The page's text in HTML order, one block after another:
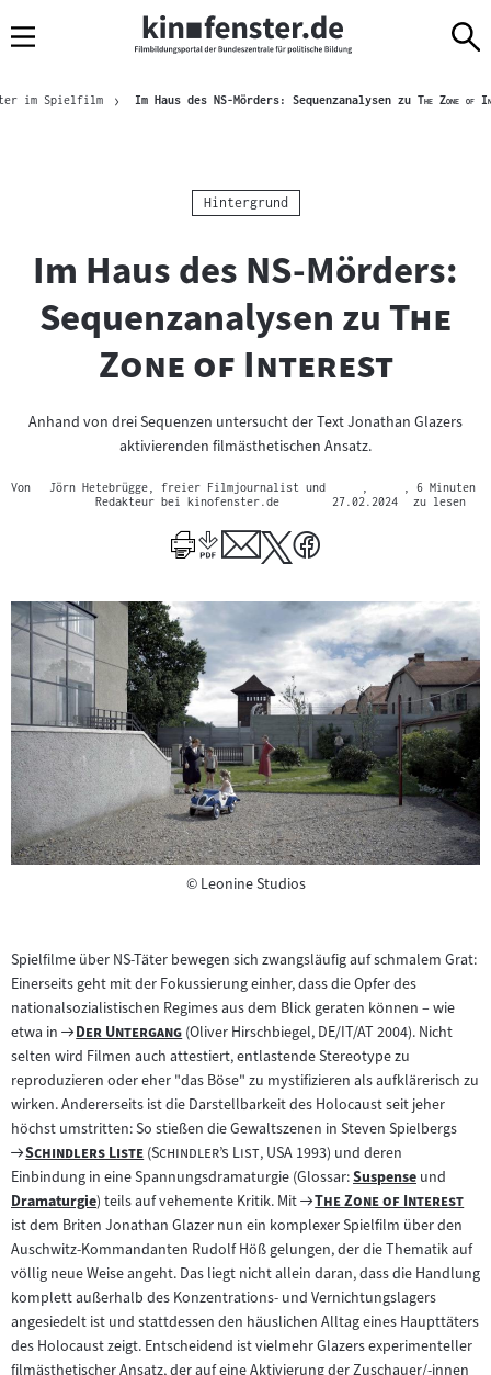
Navigation
zum
zur
amBrotkrümelnavigation
im Spielfilm Im Haus des NS-Mörders: Sequenzanalysen zu "
The Zone of
Kategorie:
Hintergrund
Im Haus des NS-Mörders:
Sequenzanalysen zu"
The
Zone of Interest"
Anhand von drei Sequenzen untersucht der Text Jonathan Glazers
aktivierenden filmästhetischen Ansatz.
Von
Jörn Hetebrügge, freier Filmjournalist und
Redakteur bei kinofenster.de
27.02.2024
, 6 Minuten
zu lesen
©Copyright
Leonine Studios
Spielfilme über NS-Täter bewegen sich zwangsläufig auf schmalem Grat:
Einerseits geht mit der Fokussierung einher, dass die Opfer des
nationalsozialistischen Regimes aus dem Blick geraten können – wie
etwa in
Zum
Filmarchiv:
"
Der Untergang"(Oliver Hirschbiegel, DE/IT/AT 2004). Nicht
selten wird Filmen auch attestiert, entlastende Stereotype zu
reproduzieren oder eher "das Böse" zu mystifizieren als aufklärerisch zu
wirken. Andererseits ist die Darstellbarkeit des Holocaust seit jeher
höchst umstritten: So stießen die Gewaltszenen in Steven Spielbergs
Zum
Filmarchiv:
"
Schindlers Liste"("Schindler’s List", USA 1993) und deren
Einbindung in eine Spannungsdramaturgie (Glossar:Zum
Inhalt:
Suspense und
Zum
Inhalt:
Dramaturgie) teils auf vehemente Kritik. Mit
Zum
Filmarchiv:
"
The Zone of Interest"
ist dem Briten Jonathan Glazer nun ein komplexer Spielfilm über den
Auschwitz-Kommandanten Rudolf Höß gelungen, der die Thematik auf
völlig neue Weise angeht. Das liegt nicht allein daran, dass die Handlung
komplett außerhalb des Konzentrations- und Vernichtungslagers
angesiedelt ist und stattdessen den häuslichen Alltag eines Haupttäters
des Holocaust zeigt. Entscheidend ist vielmehr Glazers experimenteller
filmästhetischer Ansatz, der auf eine Aktivierung der Zuschauer/-innen